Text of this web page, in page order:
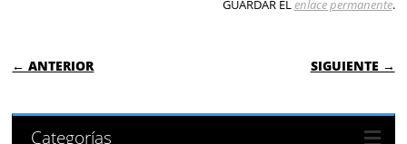
GUARDAR ELenlace permanente.
NAVEGACIÓN DE ENTRADAS
← ANTERIOR SIGUIENTE →
Categorías